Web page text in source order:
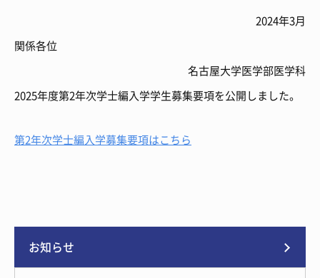
2024年3月
関係各位
名古屋大学医学部医学科
2025年度第2年次学士編入学学生募集要項を公開しました。
第2年次学士編入学募集要項はこちら
お知らせ